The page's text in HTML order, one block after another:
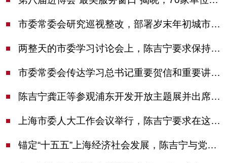
市委常委会研究巡视整改，部署岁末年初城市安全工作
两整天的市委学习讨论会上，陈吉宁要求保持战略定力始终坚定信心善于科学应对
市委常委会传达学习总书记重要贺信和重要讲话精神，研究党建引领物业治理等工作
陈吉宁龚正等参观浦东开发开放主题展并出席座谈会
上海市委人大工作会议举行，陈吉宁要求在这些方面更加奋发有为
锚定“十五五”上海经济社会发展，陈吉宁与党外人士专题协商座谈